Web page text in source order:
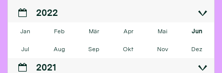
2022
Jan Feb Mär Apr Mai Jun
Jul Aug Sep Okt Nov Dez
2021